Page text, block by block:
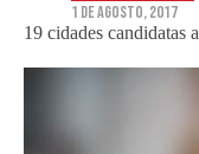
19 cidades candidatas
1 de Agosto, 2017